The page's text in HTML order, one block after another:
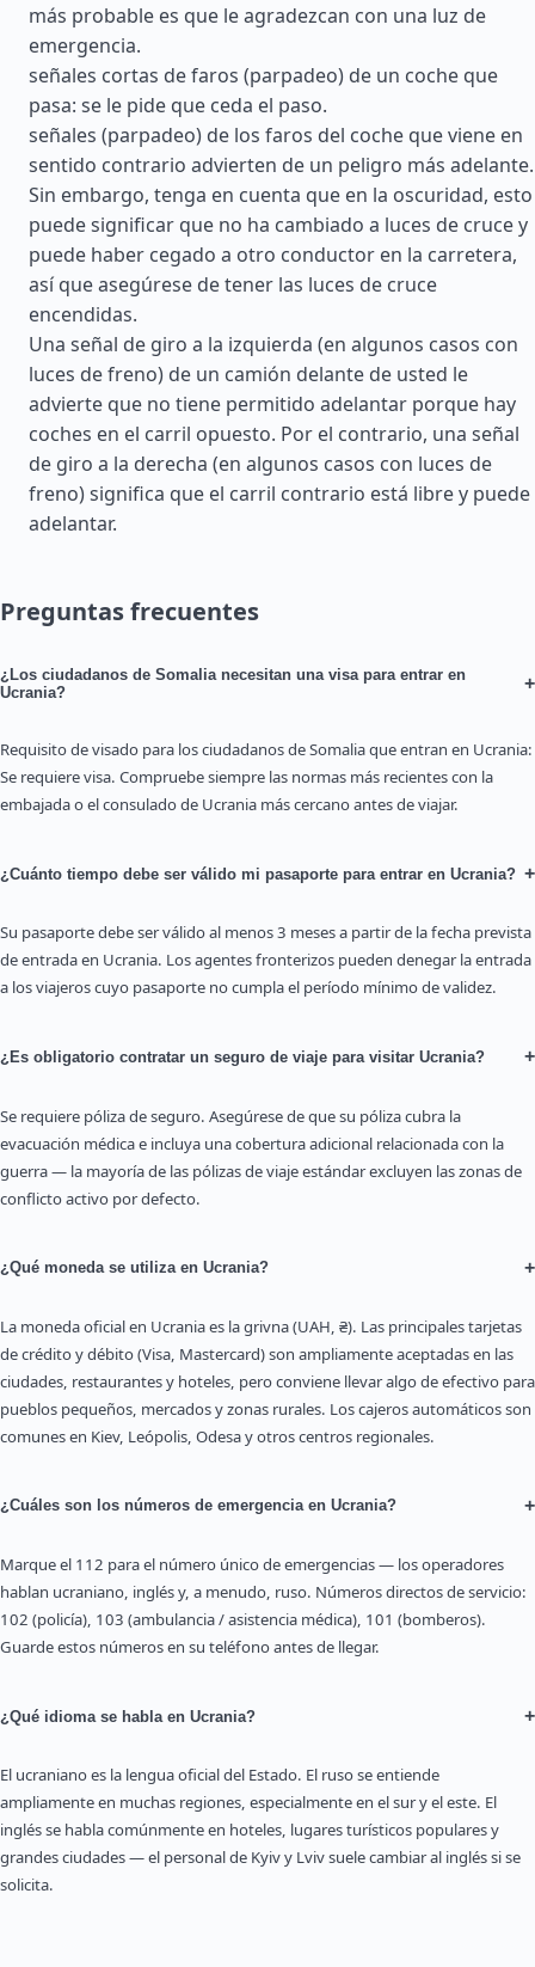
más probable es que le agradezcan con una luz de
emergencia.
señales cortas de faros (parpadeo) de un coche que
pasa: se le pide que ceda el paso.
señales (parpadeo) de los faros del coche que viene en
sentido contrario advierten de un peligro más adelante.
Sin embargo, tenga en cuenta que en la oscuridad, esto
puede significar que no ha cambiado a luces de cruce y
puede haber cegado a otro conductor en la carretera,
así que asegúrese de tener las luces de cruce
encendidas.
Una señal de giro a la izquierda (en algunos casos con
luces de freno) de un camión delante de usted le
advierte que no tiene permitido adelantar porque hay
coches en el carril opuesto. Por el contrario, una señal
de giro a la derecha (en algunos casos con luces de
freno) significa que el carril contrario está libre y puede
adelantar.
Preguntas frecuentes
¿Los ciudadanos de Somalia necesitan una visa para entrar en
Ucrania?
+
Requisito de visado para los ciudadanos de Somalia que entran en Ucrania:
Se requiere visa. Compruebe siempre las normas más recientes con la
embajada o el consulado de Ucrania más cercano antes de viajar.
¿Cuánto tiempo debe ser válido mi pasaporte para entrar en Ucrania? +
Su pasaporte debe ser válido al menos 3 meses a partir de la fecha prevista
de entrada en Ucrania. Los agentes fronterizos pueden denegar la entrada
a los viajeros cuyo pasaporte no cumpla el período mínimo de validez.
¿Es obligatorio contratar un seguro de viaje para visitar Ucrania? +
Se requiere póliza de seguro. Asegúrese de que su póliza cubra la
evacuación médica e incluya una cobertura adicional relacionada con la
guerra — la mayoría de las pólizas de viaje estándar excluyen las zonas de
conflicto activo por defecto.
¿Qué moneda se utiliza en Ucrania? +
La moneda oficial en Ucrania es la grivna (UAH, ₴). Las principales tarjetas
de crédito y débito (Visa, Mastercard) son ampliamente aceptadas en las
ciudades, restaurantes y hoteles, pero conviene llevar algo de efectivo para
pueblos pequeños, mercados y zonas rurales. Los cajeros automáticos son
comunes en Kiev, Leópolis, Odesa y otros centros regionales.
¿Cuáles son los números de emergencia en Ucrania? +
Marque el 112 para el número único de emergencias — los operadores
hablan ucraniano, inglés y, a menudo, ruso. Números directos de servicio:
102 (policía), 103 (ambulancia / asistencia médica), 101 (bomberos).
Guarde estos números en su teléfono antes de llegar.
¿Qué idioma se habla en Ucrania? +
El ucraniano es la lengua oficial del Estado. El ruso se entiende
ampliamente en muchas regiones, especialmente en el sur y el este. El
inglés se habla comúnmente en hoteles, lugares turísticos populares y
grandes ciudades — el personal de Kyiv y Lviv suele cambiar al inglés si se
solicita.